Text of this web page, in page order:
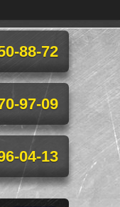
88-72
97-09
04-13